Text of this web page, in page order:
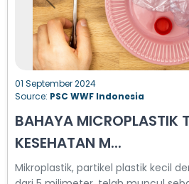
Previous
01 September 2024
Source: PSC WWF Indonesia
BAHAYA MICROPLASTIK
KESEHATAN M...
Mikroplastik, partikel plastik kecil